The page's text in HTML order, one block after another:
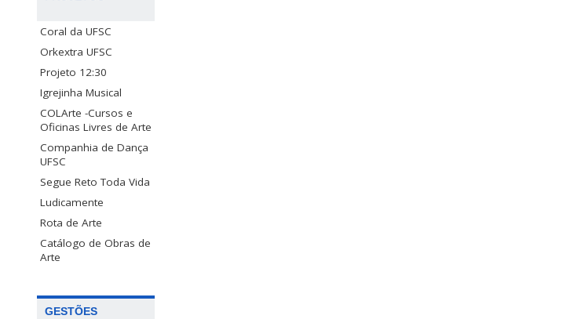
Coral da UFSC
Orkextra UFSC
Projeto 12:30
Igrejinha Musical
COLArte -Cursos e
Oficinas Livres de Arte
Companhia de Dança
UFSC
Segue Reto Toda Vida
Ludicamente
Rota de Arte
Catálogo de Obras de
Arte
GESTÕES